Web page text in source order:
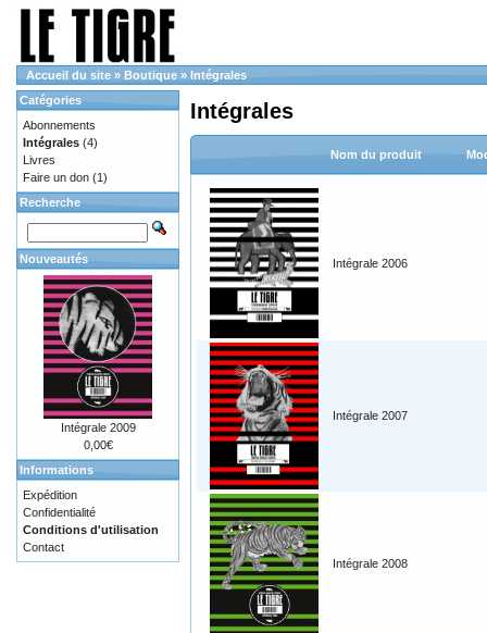
Accueil du site » Boutique » Intégrales
Intégrales
Nom du produit
Intégrale 2006
Intégrale 2007
Intégrale 2008
Catégories
Abonnements
Intégrales (4)
Livres
Faire un don (1)
Recherche
Nouveautés
Intégrale 2009
0,00€
Informations
Expédition
Confidentialité
Conditions d'utilisation
Contact